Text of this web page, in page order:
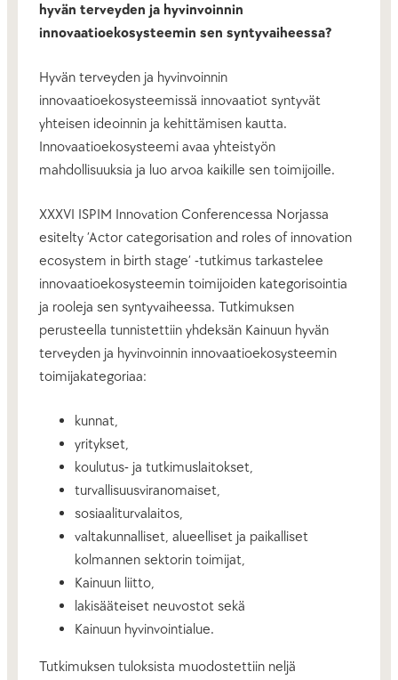
hyvän terveyden ja hyvinvoinnin
innovaatioekosysteemin sen syntyvaiheessa?
Hyvän terveyden ja hyvinvoinnin
innovaatioekosysteemissä innovaatiot syntyvät
yhteisen ideoinnin ja kehittämisen kautta.
Innovaatioekosysteemi avaa yhteistyön
mahdollisuuksia ja luo arvoa kaikille sen toimijoille.
XXXVI ISPIM Innovation Conferencessa Norjassa
esitelty ’Actor categorisation and roles of innovation
ecosystem in birth stage’ -tutkimus tarkastelee
innovaatioekosysteemin toimijoiden kategorisointia
ja rooleja sen syntyvaiheessa. Tutkimuksen
perusteella tunnistettiin yhdeksän Kainuun hyvän
terveyden ja hyvinvoinnin innovaatioekosysteemin
toimijakategoriaa:
kunnat,
yritykset,
koulutus- ja tutkimuslaitokset,
turvallisuusviranomaiset,
sosiaaliturvalaitos,
valtakunnalliset, alueelliset ja paikalliset
kolmannen sektorin toimijat,
Kainuun liitto,
lakisääteiset neuvostot sekä
Kainuun hyvinvointialue.
Tutkimuksen tuloksista muodostettiin neljä